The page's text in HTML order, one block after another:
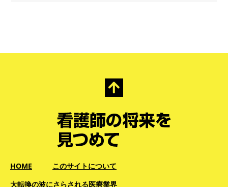
HOME
このサイトについて
大転換の波にさらされる医療業界